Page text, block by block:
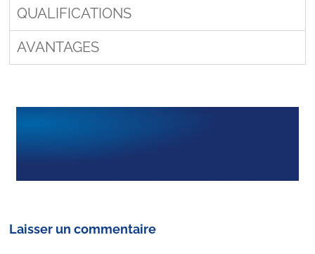
QUALIFICATIONS
AVANTAGES
Laisser un commentaire